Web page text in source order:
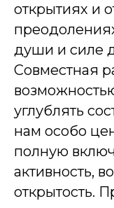
открытиях и
души и силе
Совместная
углублять
нам особо
полную
активность,
открытость.